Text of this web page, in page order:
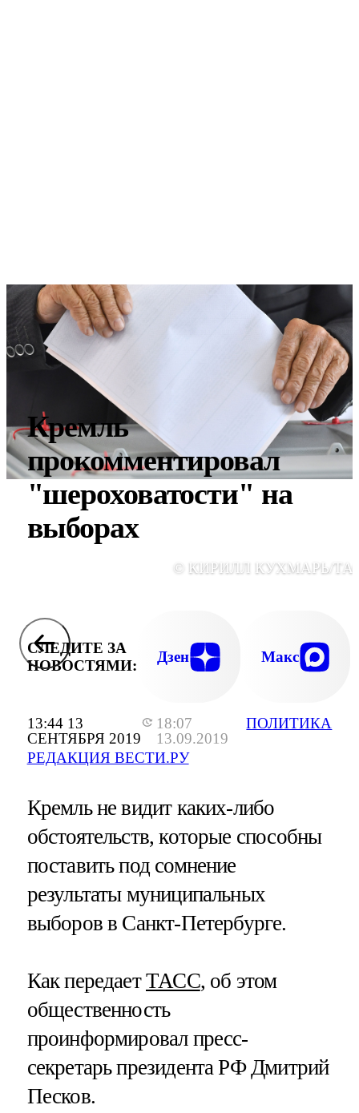
13:44 13
СЕНТЯБРЯ 2019
18:07
13.09.2019
РЕДАКЦИЯ ВЕСТИ.РУ
ПОЛИТИКА
Кремль
прокомментировал
"шероховатости" на
выборах
© КИРИЛЛ КУХМАРЬ/
СЛЕДИТЕ ЗА
НОВОСТЯМИ:
Дзен Макс
Кремль не видит каких-либо
обстоятельств, которые способны
поставить под сомнение
результаты муниципальных
выборов в Санкт-Петербурге.
Как передаетТАСС, об этом
общественность
проинформировал пресс-
секретарь президента РФ Дмитрий
Песков.